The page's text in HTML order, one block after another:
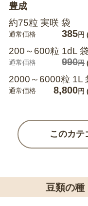
豊成
約75粒 実咲 袋
通常価格 385円
200～600粒 1dL 袋
通常価格 990円
2000～6000粒 1L
通常価格 8,800円
このカテ
豆類の種